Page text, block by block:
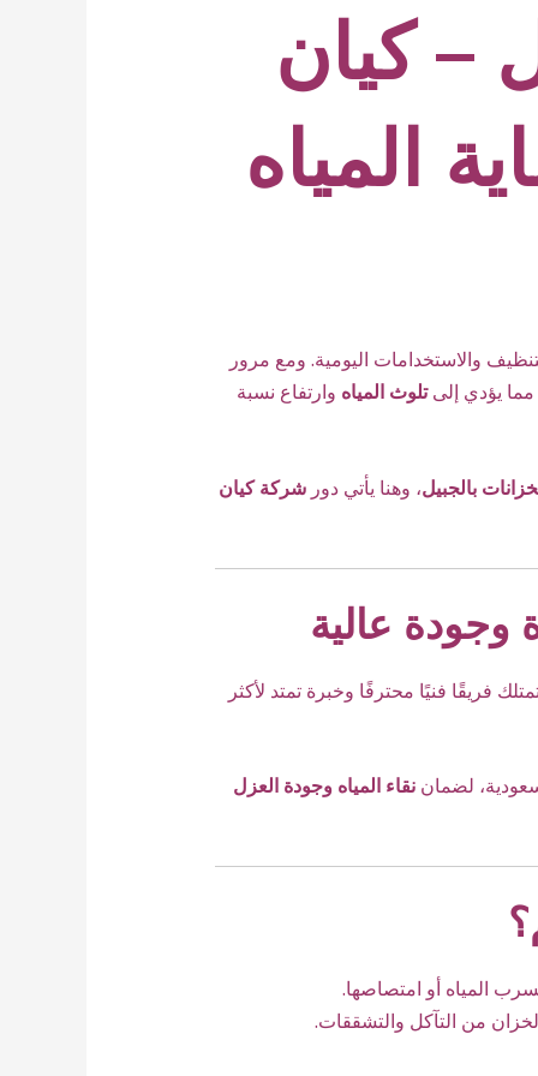
– كيان
المياه
والاستخدامات اليومية. ومع مرور
مما يؤدي إلىتلوث المياه وارتفاع نسبة
بالجبيل، وهنا يأتي دور شركة كيان
وجودة عالية
فريقًا فنيًا محترفًا وخبرة تمتد لأكثر
لضماننقاء المياه وجودة العزل
المياه أو امتصاصها.
من التآكل والتشققات.